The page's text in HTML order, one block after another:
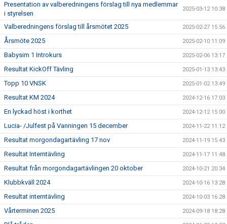
Presentation av valberedningens förslag till nya medlemmar
i styrelsen
2025-03-12 10:38
Valberedningens förslag till årsmötet 2025 2025-02-27 15:56
Årsmöte 2025 2025-02-10 11:09
Babysim 1 Introkurs 2025-02-06 13:17
Resultat KickOff Tävling 2025-01-13 13:43
Topp 10 VNSK 2025-01-02 13:49
Resultat KM 2024 2024-12-16 17:03
En lyckad höst i korthet 2024-12-12 15:00
Lucia- /Julfest på Vanningen 15 december 2024-11-22 11:12
Resultat morgondagartävling 17 nov 2024-11-19 15:43
Resultat Interntävling 2024-11-17 11:48
Resultat från morgondagartävlingen 20 oktober 2024-10-21 20:34
Klubbkväll 2024 2024-10-16 13:28
Resultat interntävling 2024-10-03 16:28
Vårterminen 2025 2024-09-18 18:28